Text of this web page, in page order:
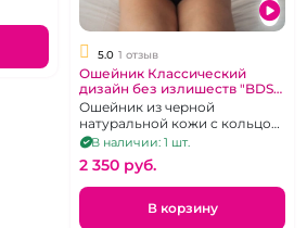
5.0 1 отзыв
Ошейник Классический
дизайн без излишеств "BDSM
Арсенал"
Ошейник из черной
натуральной кожи с кольцом
и клёпками.
В наличии: 1 шт.
2 350 pуб.
В корзину